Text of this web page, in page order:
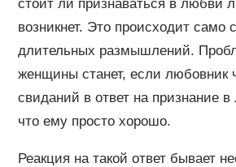
стоит ли признаваться в любви
возникнет. Это происходит само
длительных размышлений.
женщины станет, если любовник
свиданий в ответ на признание в
что ему просто хорошо.
Реакция на такой ответ бывает